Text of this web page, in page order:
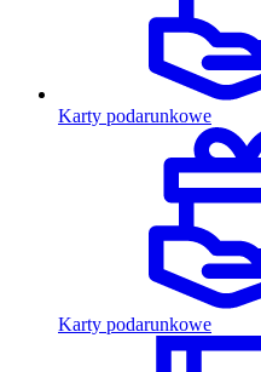
Karty podarunkowe
Karty podarunkowe